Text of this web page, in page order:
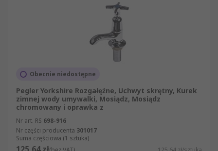
Obecnie niedostępne
Pegler Yorkshire Rozgałęźne, Uchwyt skrętny, Kurek
zimnej wody umywalki, Mosiądz, Mosiądz
chromowany i oprawka z
Nr art. RS 698-916
Nr części producenta 301017
Suma częściowa (1 sztuka)